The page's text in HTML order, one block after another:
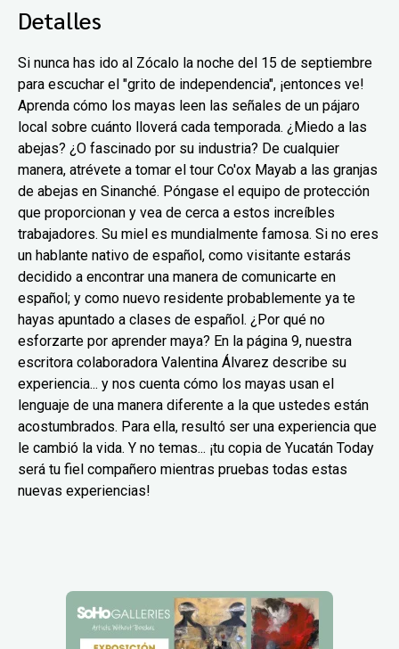
Detalles
Si nunca has ido al Zócalo la noche del 15 de septiembre
para escuchar el "grito de independencia", ¡entonces ve!
Aprenda cómo los mayas leen las señales de un pájaro
local sobre cuánto lloverá cada temporada. ¿Miedo a las
abejas? ¿O fascinado por su industria? De cualquier
manera, atrévete a tomar el tour Co'ox Mayab a las granjas
de abejas en Sinanché. Póngase el equipo de protección
que proporcionan y vea de cerca a estos increíbles
trabajadores. Su miel es mundialmente famosa. Si no eres
un hablante nativo de español, como visitante estarás
decidido a encontrar una manera de comunicarte en
español; y como nuevo residente probablemente ya te
hayas apuntado a clases de español. ¿Por qué no
esforzarte por aprender maya? En la página 9, nuestra
escritora colaboradora Valentina Álvarez describe su
experiencia... y nos cuenta cómo los mayas usan el
lenguaje de una manera diferente a la que ustedes están
acostumbrados. Para ella, resultó ser una experiencia que
le cambió la vida. Y no temas... ¡tu copia de Yucatán Today
será tu fiel compañero mientras pruebas todas estas
nuevas experiencias!